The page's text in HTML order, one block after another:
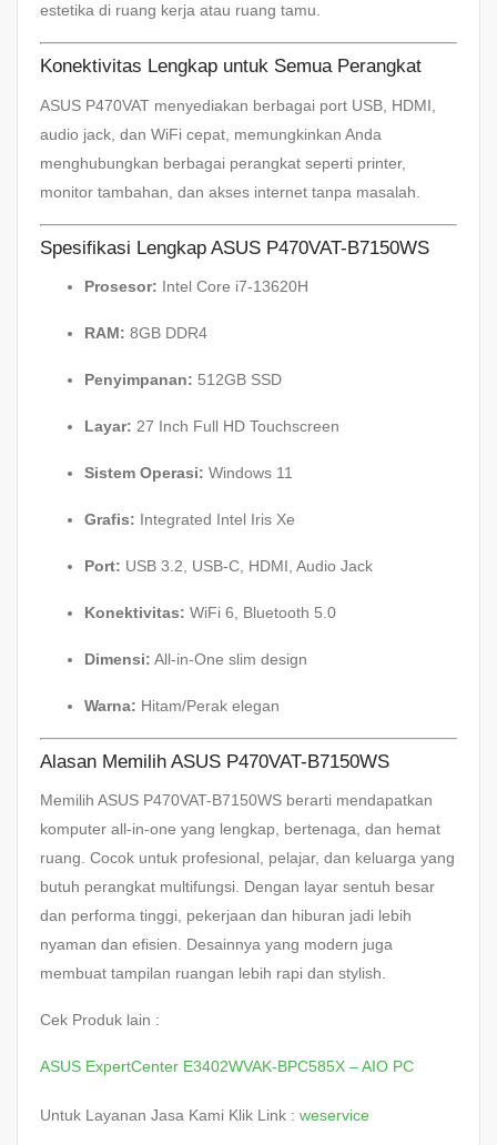
estetika di ruang kerja atau ruang tamu.
Konektivitas Lengkap untuk Semua Perangkat
ASUS P470VAT menyediakan berbagai port USB, HDMI,
audio jack, dan WiFi cepat, memungkinkan Anda
menghubungkan berbagai perangkat seperti printer,
monitor tambahan, dan akses internet tanpa masalah.
Spesifikasi Lengkap ASUS P470VAT-B7150WS
Prosesor: Intel Core i7-13620H
RAM: 8GB DDR4
Penyimpanan: 512GB SSD
Layar: 27 Inch Full HD Touchscreen
Sistem Operasi: Windows 11
Grafis: Integrated Intel Iris Xe
Port: USB 3.2, USB-C, HDMI, Audio Jack
Konektivitas: WiFi 6, Bluetooth 5.0
Dimensi: All-in-One slim design
Warna: Hitam/Perak elegan
Alasan Memilih ASUS P470VAT-B7150WS
Memilih ASUS P470VAT-B7150WS berarti mendapatkan
komputer all-in-one yang lengkap, bertenaga, dan hemat
ruang. Cocok untuk profesional, pelajar, dan keluarga yang
butuh perangkat multifungsi. Dengan layar sentuh besar
dan performa tinggi, pekerjaan dan hiburan jadi lebih
nyaman dan efisien. Desainnya yang modern juga
membuat tampilan ruangan lebih rapi dan stylish.
Cek Produk lain :
ASUS ExpertCenter E3402WVAK-BPC585X – AIO PC
Untuk Layanan Jasa Kami Klik Link : weservice